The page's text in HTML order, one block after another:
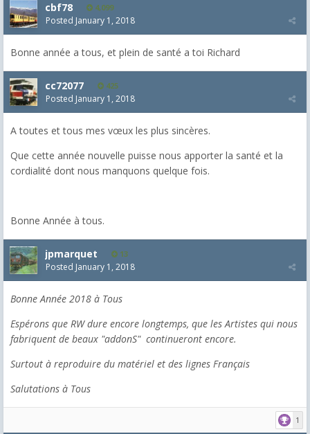
cbf78 4,099
Posted January 1, 2018
Bonne année a tous, et plein de santé a toi Richard
cc72077 425
Posted January 1, 2018
A toutes et tous mes vœux les plus sincères.
Que cette année nouvelle puisse nous apporter la santé et la
cordialité dont nous manquons quelque fois.
Bonne Année à tous.
jpmarquet 13
Posted January 1, 2018
Bonne Année 2018 à Tous
Espérons que RW dure encore longtemps, que les Artistes qui nous
fabriquent de beaux "addonS" continueront encore.
Surtout à reproduire du matériel et des lignes Français
Salutations à Tous
1